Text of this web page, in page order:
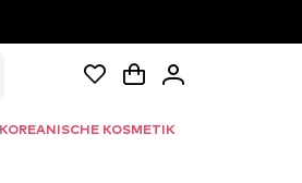
KOREANISCHE KOSMETIK